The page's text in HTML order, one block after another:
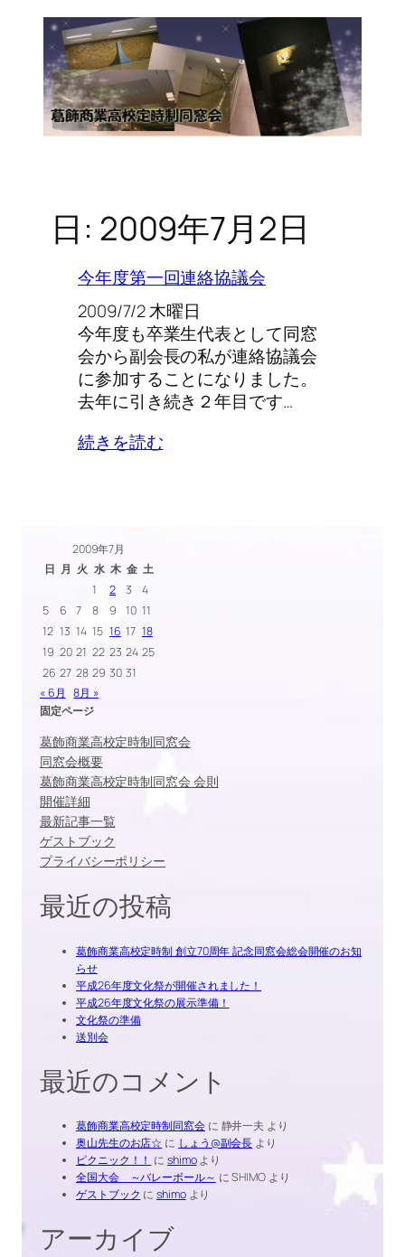
日: 2009年7月2日
今年度第一回連絡協議会
2009/7/2 木曜日
今年度も卒業生代表として同窓
会から副会長の私が連絡協議会
に参加することになりました。
去年に引き続き２年目です…
続きを読む
2009年7月
日 月 火 水 木 金 土
1
2 3
4
5
6 7 8 9 10 11
12 13 14 15 16 17 18
19 20 21 22 23 24 25
26 27 28 29 30 31
« 6月
8月 »
固定ページ
葛飾商業高校定時制同窓会
同窓会概要
葛飾商業高校定時制同窓会 会則
開催詳細
最新記事一覧
ゲストブック
プライバシーポリシー
最近の投稿
葛飾商業高校定時制 創立70周年 記念同窓会総会開催のお知
らせ
平成26年度文化祭が開催されました！
平成26年度文化祭の展示準備！
文化祭の準備
送別会
最近のコメント
葛飾商業高校定時制同窓会に 静井一夫 より
奥山先生のお店☆ に しょう@副会長 より
ピクニック！！ にshimoより
全国大会 ～バレーボール～ にSHIMOより
ゲストブック にshimoより
アーカイブ